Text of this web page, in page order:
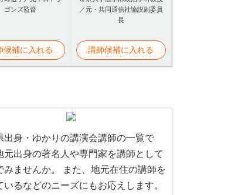
ゴンズ監督
候補に入れる
／元・共同通信社論説副委員
長
講師候補に入れる
出身・ゆかりの講演会講師の一覧で
元出身の著名人や専門家を講師として
みませんか。 また、地元在住の講師を
いるなどのニーズにもお応えします。